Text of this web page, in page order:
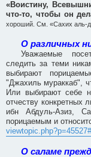
«Воистину,
что-то, чтобы он
хороший. См. «Сахих аль-
О различных
Уважаемые
следить за теми
выбирают
"Джахиль мураккаб",
Или выбирают себе
отчеству конкретных
ибн Абдуль-Азиз,
порицаемым и
О саламе